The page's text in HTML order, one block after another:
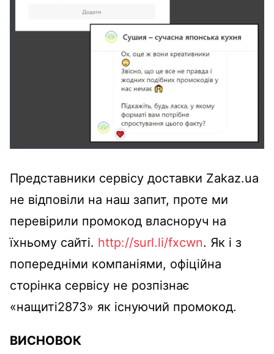
Представники сервісу доставки Zakaz.ua
не відповіли на наш запит, проте ми
перевірили промокод власноруч на
їхньому сайті. http://surl.li/fxcwn. Як і з
попередніми компаніями, офіційна
сторінка сервісу не розпізнає
«нащиті2873» як існуючий промокод.
ВИСНОВОК